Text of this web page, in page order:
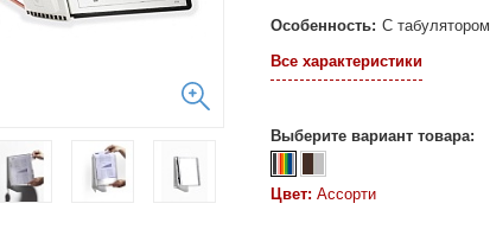
Особенность: С табулятором
Все характеристики
Выберите вариант товара:
Цвет: Ассорти